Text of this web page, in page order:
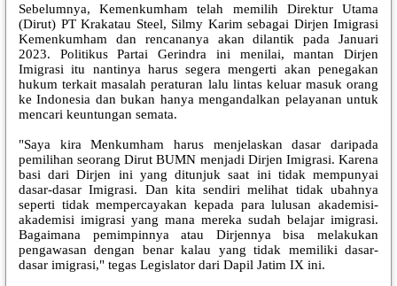
Sebelumnya, Kemenkumham telah memilih Direktur Utama
(Dirut) PT Krakatau Steel, Silmy Karim sebagai Dirjen Imigrasi
Kemenkumham dan rencananya akan dilantik pada Januari
2023. Politikus Partai Gerindra ini menilai, mantan Dirjen
Imigrasi itu nantinya harus segera mengerti akan penegakan
hukum terkait masalah peraturan lalu lintas keluar masuk orang
ke Indonesia dan bukan hanya mengandalkan pelayanan untuk
mencari keuntungan semata.
"Saya kira Menkumham harus menjelaskan dasar daripada
pemilihan seorang Dirut BUMN menjadi Dirjen Imigrasi. Karena
basi dari Dirjen ini yang ditunjuk saat ini tidak mempunyai
dasar-dasar Imigrasi. Dan kita sendiri melihat tidak ubahnya
seperti tidak mempercayakan kepada para lulusan akademisi-
akademisi imigrasi yang mana mereka sudah belajar imigrasi.
Bagaimana pemimpinnya atau Dirjennya bisa melakukan
pengawasan dengan benar kalau yang tidak memiliki dasar-
dasar imigrasi," tegas Legislator dari Dapil Jatim IX ini.